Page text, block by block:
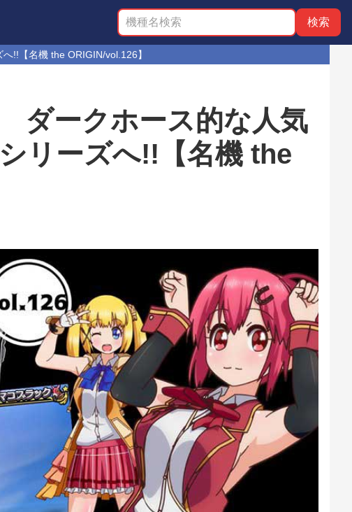
!!【名機 the ORIGIN/vol.126】
ダークホース的な人気
リーズへ!!【名機 the